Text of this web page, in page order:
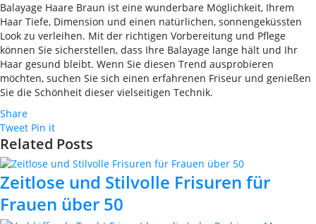
Balayage Haare Braun ist eine wunderbare Möglichkeit, Ihrem
Haar Tiefe, Dimension und einen natürlichen, sonnengeküssten
Look zu verleihen. Mit der richtigen Vorbereitung und Pflege
können Sie sicherstellen, dass Ihre Balayage lange hält und Ihr
Haar gesund bleibt. Wenn Sie diesen Trend ausprobieren
möchten, suchen Sie sich einen erfahrenen Friseur und genießen
Sie die Schönheit dieser vielseitigen Technik.
Share
Tweet Pin it
Related Posts
Zeitlose und Stilvolle Frisuren für
Frauen über 50